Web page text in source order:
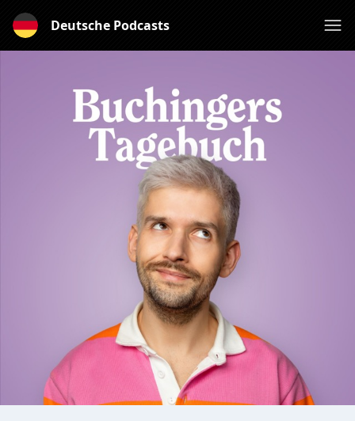
Deutsche Podcasts